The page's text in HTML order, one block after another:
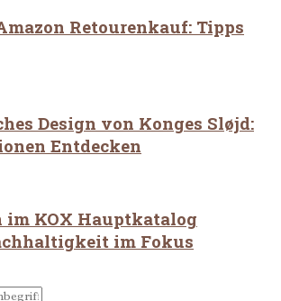
Retourenkauf: Tipps
Design von Konges Sløjd:
Entdecken
KOX Hauptkatalog
im Fokus